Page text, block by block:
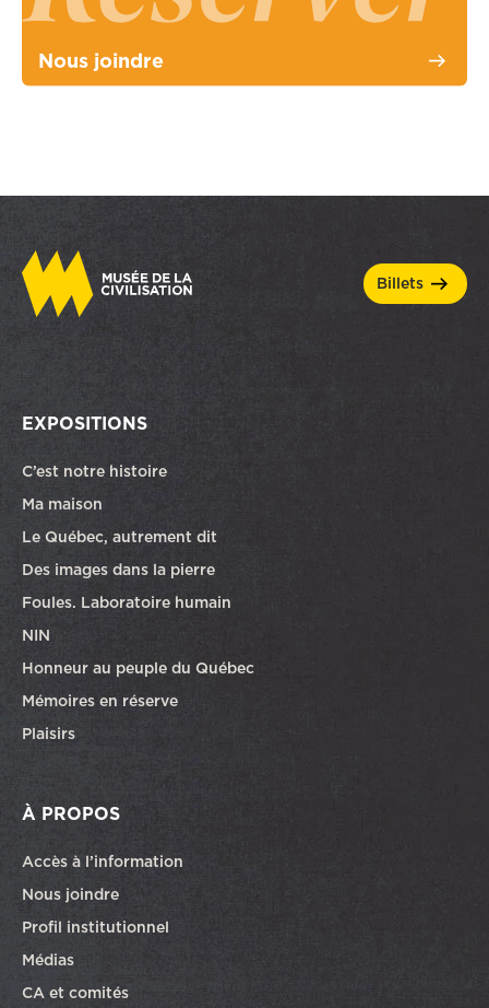
Nous joindre
billets
EXPOSITIONS
C’est notre histoire
Ma maison
Le Québec, autrement dit
Des images dans la pierre
Foules. Laboratoire humain
NIN
Honneur au peuple du Québec
Mémoires en réserve
Plaisirs
À PROPOS
Accès à l’information
Nous joindre
Profil institutionnel
Médias
CA et comités